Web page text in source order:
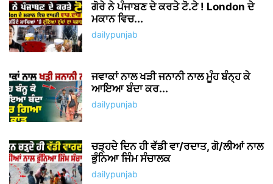
ਗੋਰੇ ਨੇ ਪੰਜਾਬਣ ਦੇ ਕਰਤੇ ਟੋ.ਟੇ ! London ਦੇ
ਮਕਾਨ ਵਿਚ...
dailypunjab
ਜਵਾਕਾਂ ਨਾਲ ਖੜੀ ਜਨਾਨੀ ਨਾਲ ਮੂੰਹ ਬੰਨ੍ਹ ਕੇ
ਆਇਆ ਬੰਦਾ ਕਰ...
dailypunjab
ਚੜ੍ਹਦੇ ਦਿਨ ਹੀ ਵੱਡੀ ਵਾ/ਰਦਾਤ, ਗੋ/ਲੀਆਂ ਨਾਲ
ਭੁੰਨਿਆ ਜਿੰਮ ਸੰਚਾਲਕ
dailypunjab